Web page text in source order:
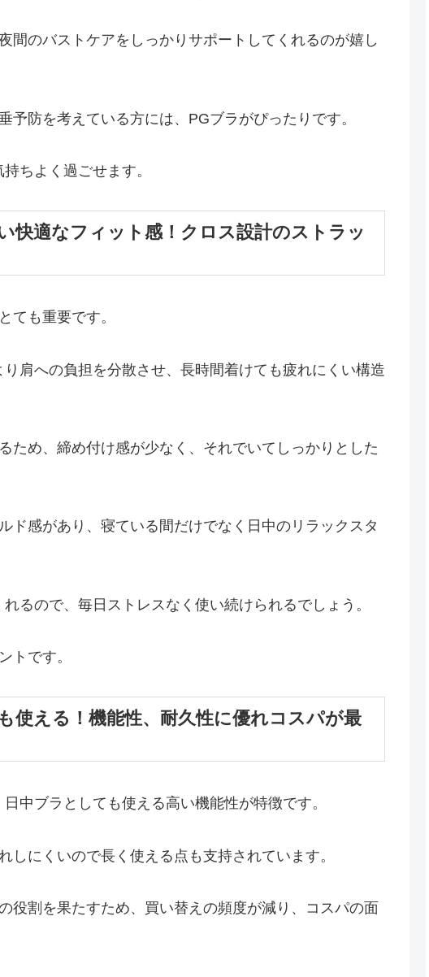
間のバストケアをしっかりサポートしてくれるのが嬉し
予防を考えている方には、PGブラがぴったりです。
ちよく過ごせます。
快適なフィット感！クロス設計のストラッ
ても重要です。
肩への負担を分散させ、長時間着けても疲れにくい構造
ため、締め付け感が少なく、それでいてしっかりとした
ド感があり、寝ている間だけでなく日中のリラックスタ
るので、毎日ストレスなく使い続けられるでしょう。
トです。
使える！機能性、耐久性に優れコスパが最
中ブラとしても使える高い機能性が特徴です。
しにくいので長く使える点も支持されています。
役割を果たすため、買い替えの頻度が減り、コスパの面